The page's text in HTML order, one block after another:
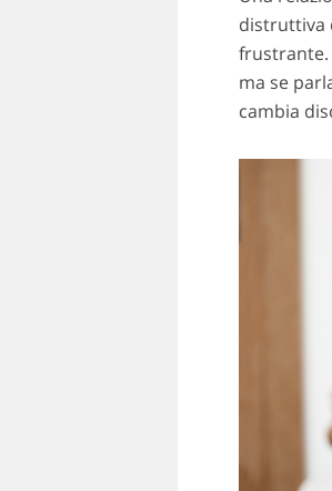
distruttiva
frustrante.
ma se
cambia